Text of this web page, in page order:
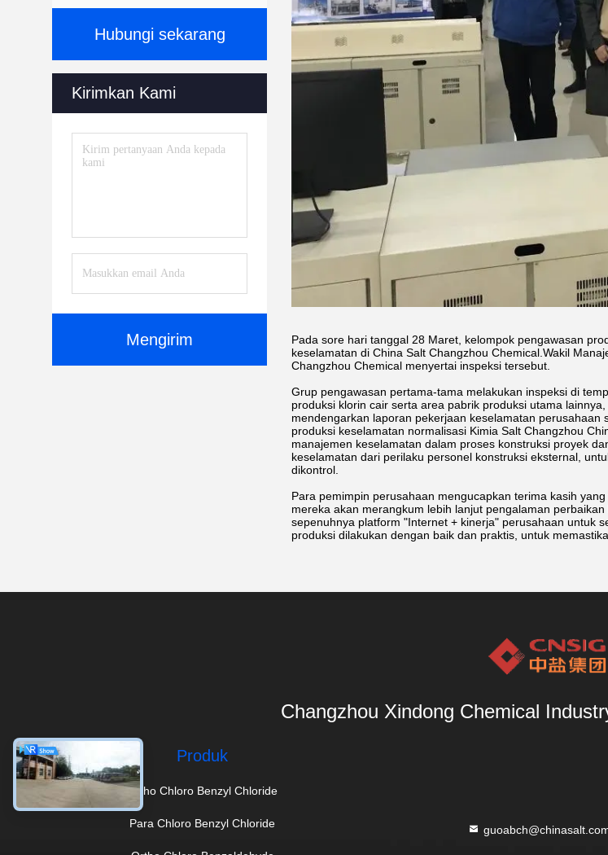
Hubungi sekarang
Kirimkan Kami
Mengirim
Pada sore hari tanggal 28 Maret, kelompok pengawasan
keselamatan di China Salt Changzhou Chemical.Wakil
Changzhou Chemical menyertai inspeksi tersebut.
Grup pengawasan pertama-tama melakukan inspeksi di
produksi klorin cair serta area pabrik produksi utama
mendengarkan laporan pekerjaan keselamatan
produksi keselamatan normalisasi Kimia Salt Changzhou
manajemen keselamatan dalam proses konstruksi proyek
keselamatan dari perilaku personel konstruksi eksternal,
dikontrol.
Para pemimpin perusahaan mengucapkan terima kasih
mereka akan merangkum lebih lanjut pengalaman
sepenuhnya platform "Internet + kinerja" perusahaan untuk
produksi dilakukan dengan baik dan praktis, untuk
Changzhou Xindong Chemical
Produk
Ortho Chloro Benzyl Chloride
Para Chloro Benzyl Chloride